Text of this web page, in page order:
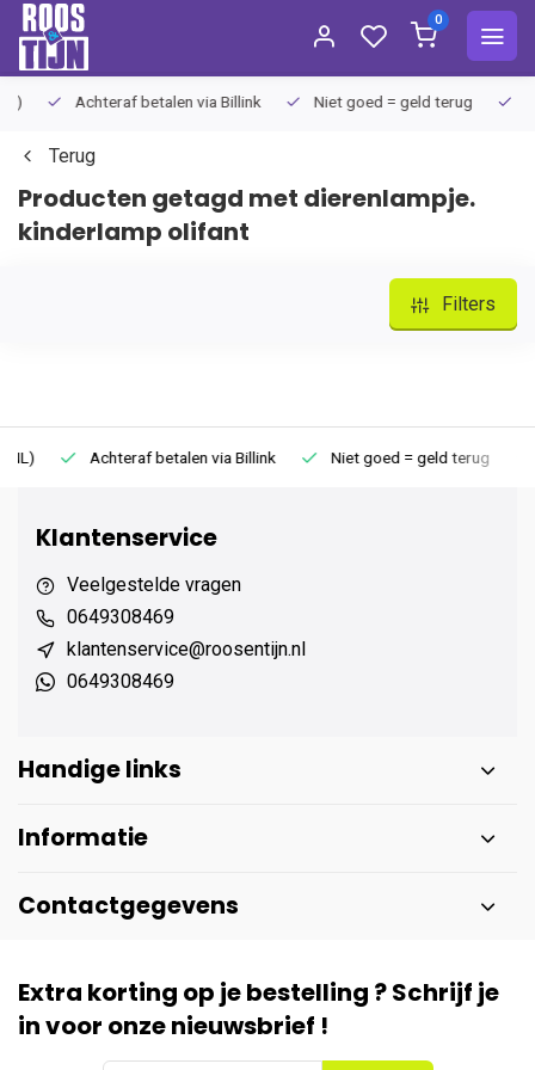
0
Achteraf betalen via Billink Niet goed = geld terug
Terug
Producten getagd met dierenlampje.
kinderlamp olifant
Filters
Achteraf betalen via Billink Niet goed = geld terug
Klantenservice
Veelgestelde vragen
0649308469
klantenservice@roosentijn.nl
0649308469
Handige links
Informatie
Contactgegevens
Extra korting op je bestelling ? Schrijf je
in voor onze nieuwsbrief !